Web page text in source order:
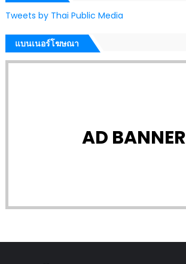
Tweets by Thai Public Media
แบนเนอร์โฆษณา
AD BANNER